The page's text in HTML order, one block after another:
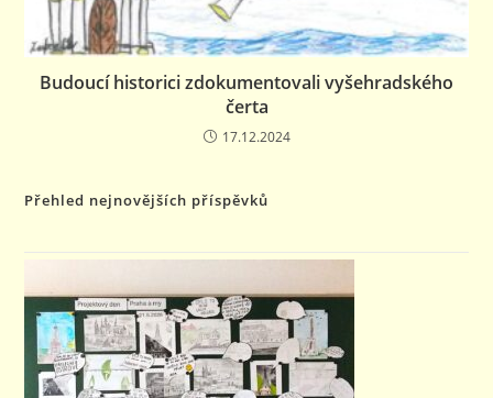
Budoucí historici zdokumentovali vyšehradského
čerta
17.12.2024
Přehled nejnovějších příspěvků